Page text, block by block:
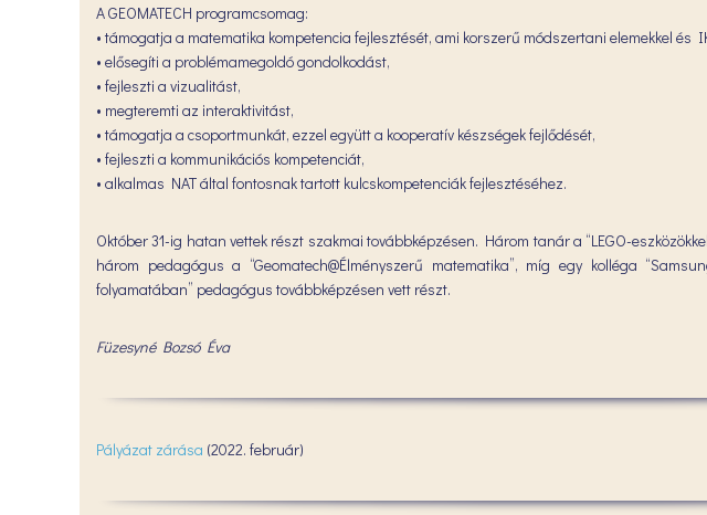
A GEOMATECH programcsomag:
• támogatja a matematika kompetencia fejlesztését, ami korszerű módszertani elemekkel és
• elősegíti a problémamegoldó gondolkodást,
• fejleszti a vizualitást,
• megteremti az interaktivitást,
• támogatja a csoportmunkát, ezzel együtt a kooperatív készségek fejlődését,
• fejleszti a kommunikációs kompetenciát,
• alkalmas NAT által fontosnak tartott kulcskompetenciák fejlesztéséhez.
Október 31-ig hatan vettek részt szakmai továbbképzésen. Három tanár a “LEGO-
három pedagógus a “Geomatech@Élményszerű matematika”, míg egy kolléga
folyamatában” pedagógus továbbképzésen vett részt.
Füzesyné Bozsó Éva
Pályázat zárása (2022. február)